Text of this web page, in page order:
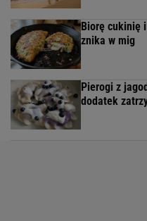
Biorę cukinię
znika w mig
Pierogi z
dodatek